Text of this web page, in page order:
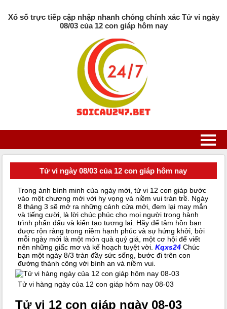
Xổ số trực tiếp cập nhập nhanh chóng chính xác Tử vi ngày
08/03 của 12 con giáp hôm nay
Tử vi ngày 08/03 của 12 con giáp hôm nay
Trong ánh bình minh của ngày mới, tử vi 12 con giáp bước
vào một chương mới với hy vọng và niềm vui tràn trề. Ngày
8 tháng 3 sẽ mở ra những cánh cửa mới, đem lại may mắn
và tiếng cười, là lời chúc phúc cho mọi người trong hành
trình phấn đấu và kiến tạo tương lai. Hãy để tâm hồn bạn
được rộn ràng trong niềm hạnh phúc và sự hứng khởi, bởi
mỗi ngày mới là một món quà quý giá, một cơ hội để viết
nên những giấc mơ và kế hoạch tuyệt vời. Kqxs24 Chúc
bạn một ngày 8/3 tràn đầy sức sống, bước đi trên con
đường thành công với bình an và niềm vui.
Tử vi hàng ngày của 12 con giáp hôm nay 08-03
Tử vi 12 con giáp ngày 08-03